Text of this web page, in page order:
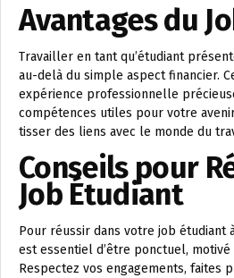
Avantages du
Travailler en tant qu’étudiant
au-delà du simple aspect financier.
expérience professionnelle
compétences utiles pour votre
tisser des liens avec le monde du
Conseils pour
Job Étudiant
Pour réussir dans votre job étudiant
est essentiel d’être ponctuel,
Respectez vos engagements, faites